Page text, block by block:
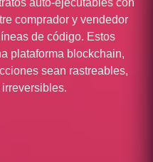
auto-ejecutables con
comprador y vendedor
de código. Estos
plataforma blockchain,
sean rastreables,